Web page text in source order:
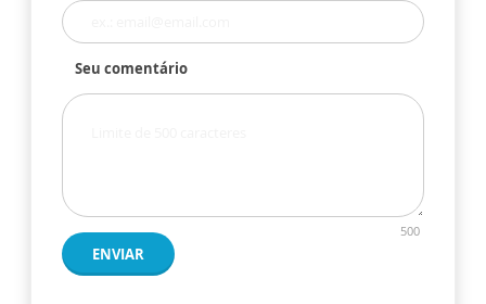
Seu comentário
500
ENVIAR